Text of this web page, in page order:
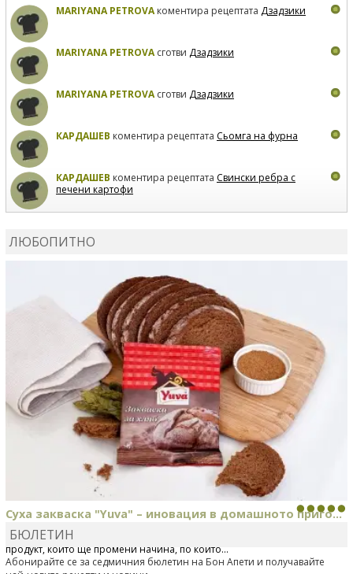
MARIYANA PETROVAкоментира рецептата Дзадзики
MARIYANA PETROVAсготви Дзадзики
MARIYANA PETROVAсготви Дзадзики
КАРДАШЕВ коментира рецептата Сьомга на фурна
КАРДАШЕВ коментира рецептата Свински ребра с
печени картофи
ЛЮБОПИТНО
Суха закваска "Yuva" – иновация в домашното приго...
Отскоро Лесафр България стартира предлагането на изцяло нов
продукт, който ще промени начина, по който...
БЮЛЕТИН
Абонирайте се за седмичния бюлетин на Бон Апети и получавайте